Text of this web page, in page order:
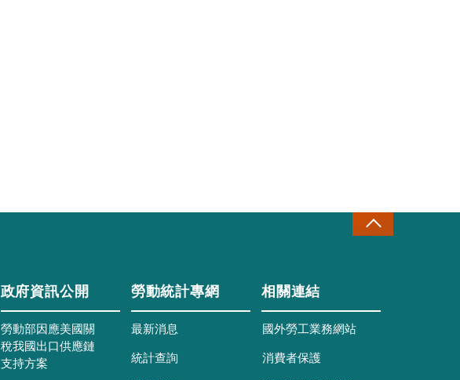
政府資訊公開
勞動部因應美國關
稅我國出口供應鏈
支持方案
勞動統計專網
最新消息
統計查詢
相關連結
國外勞工業務網站
消費者保護